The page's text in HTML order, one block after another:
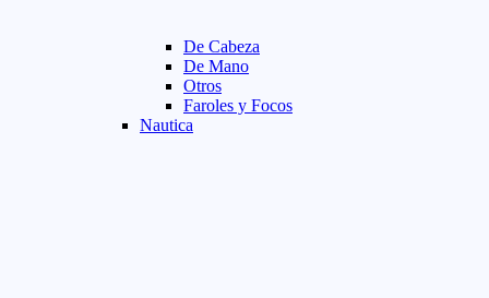
De Cabeza
De Mano
Otros
Faroles y Focos
Nautica